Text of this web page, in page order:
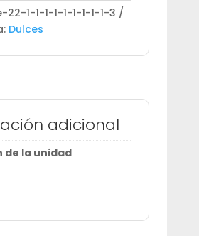
22-1-1-1-1-1-1-1-1-1-3
Dulces
adicional
de la unidad